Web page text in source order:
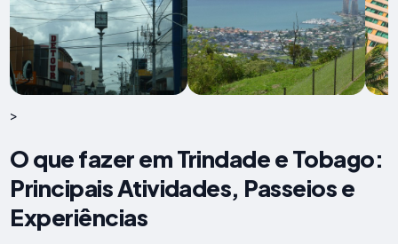
>
O que fazer em Trindade e Tobago:
Principais Atividades, Passeios e
Experiências